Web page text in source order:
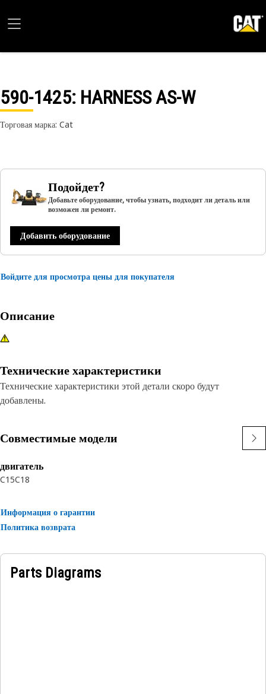
590-1425: HARNESS AS-W
Торговая марка: Cat
Подойдет?
Добавьте оборудование, чтобы узнать, подходит ли деталь или
возможен ли ремонт.
Добавить оборудование
Войдите для просмотра цены для покупателя
Описание
Технические характеристики
Технические характеристики этой детали скоро будут
добавлены.
Совместимые модели
двигатель
C15C18
Информация о гарантии
Политика возврата
Parts Diagrams